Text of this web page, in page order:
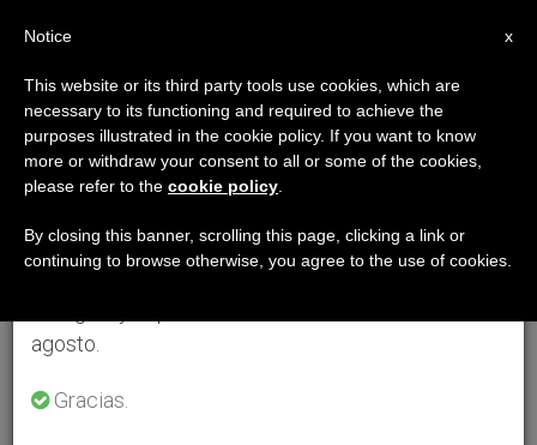
×
Aviso importante
Del 27 de julio al 7 de agosto haremos la pausa
anual, aprovechando que en el periodo de verano
se generan menos informaciones y también el
agosto.
Gracias.
x
Notice
This website or its third party tools use cookies, which are
necessary to its functioning and required to achieve the
purposes illustrated in the cookie policy. If you want to know
more or withdraw your consent to all or some of the cookies,
please refer to the cookie policy
By closing this banner, scrolling this page, clicking a link or
continuing to browse otherwise, you agree to the use of cookies.